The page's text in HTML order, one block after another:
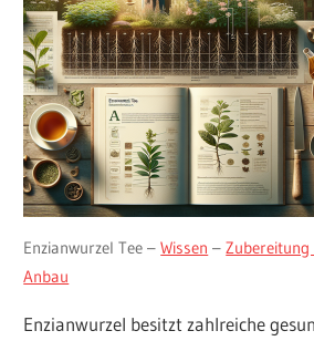
Enzianwurzel Tee –Wissen –Zubereitung
Anbau
Enzianwurzel besitzt zahlreiche